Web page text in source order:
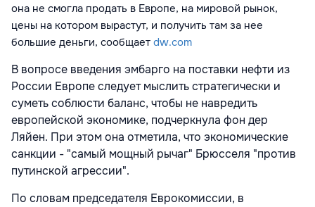
она не смогла продать в Европе, на мировой рынок,
цены на котором вырастут, и получить там за нее
большие деньги, сообщает dw.com
В вопросе введения эмбарго на поставки нефти из
России Европе следует мыслить стратегически и
суметь соблюсти баланс, чтобы не навредить
европейской экономике, подчеркнула фон дер
Ляйен. При этом она отметила, что экономические
санкции - "самый мощный рычаг" Брюсселя "против
путинской агрессии".
По словам председателя Еврокомиссии, в